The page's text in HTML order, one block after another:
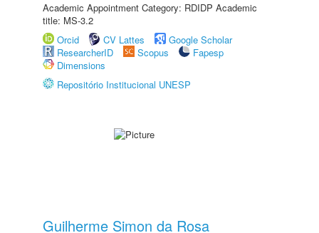
Academic Appointment Category: RDIDP Academic
title: MS-3.2
Orcid
CV Lattes
Google Scholar
ResearcherID
Scopus
Fapesp
Dimensions
Repositório Institucional UNESP
Guilherme Simon da Rosa